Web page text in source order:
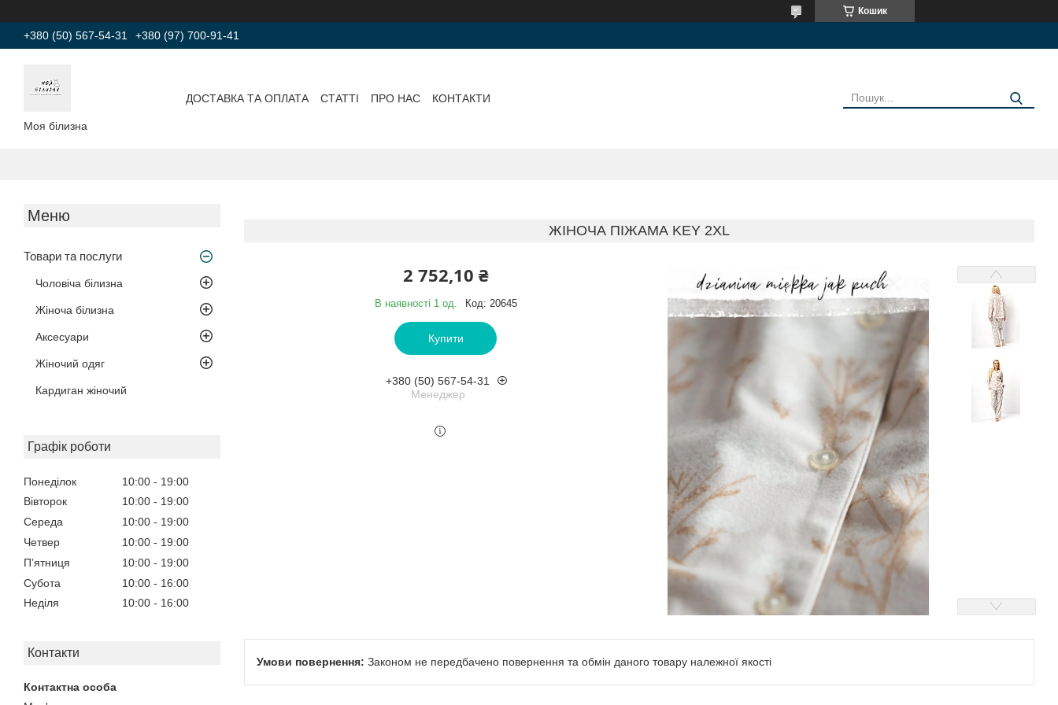
Кошик
+380 (50) 567-54-31 +380 (97) 700-91-41
Моя білизна
ДОСТАВКА ТА ОПЛАТА СТАТТІ ПРО НАС КОНТАКТИ
Товари та послуги
Чоловіча білизна
Жіноча білизна
Аксесуари
Жіночий одяг
Кардиган жіночий
Графік роботи
Понеділок 10:00
19:00
Вівторок
10:00
19:00
Середа
10:00
19:00
Четвер
10:00
19:00
Пʼятниця
10:00
19:00
Субота
10:00
16:00
Неділя
10:00 16:00
Контакти
ЖІНОЧА ПІЖАМА KEY 2XL
2 752,10 ₴
В наявності 1 од. Код: 20645
Купити
+380 (50) 567-54-31
Менеджер
Законом не передбачено повернення та обмін даного товару належної якості